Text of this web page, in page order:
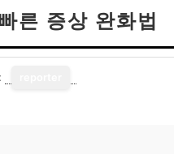
른 증상 완화법